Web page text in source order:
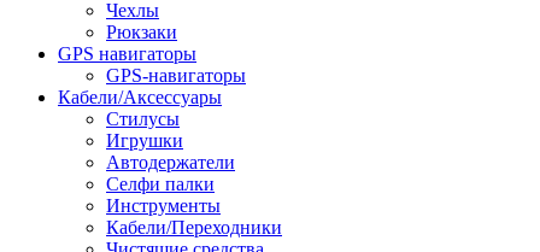
Чехлы
Рюкзаки
GPS навигаторы
GPS-навигаторы
Кабели/Аксессуары
Стилусы
Игрушки
Автодержатели
Селфи палки
Инструменты
Кабели/Переходники